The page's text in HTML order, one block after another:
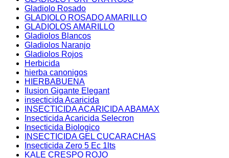
Gladiolo Rosado
GLADIOLO ROSADO AMARILLO
GLADIOLOS AMARILLO
Gladiolos Blancos
Gladiolos Naranjo
Gladiolos Rojos
Herbicida
hierba canonigos
HIERBABUENA
Ilusion Gigante Elegant
insecticida Acaricida
INSECTICIDA ACARICIDA ABAMAX
Insecticida Acaricida Selecron
Insecticida Biologico
INSECTICIDA GEL CUCARACHAS
Insecticida Zero 5 Ec 1lts
KALE CRESPO ROJO